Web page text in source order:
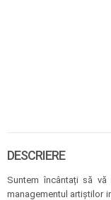
DESCRIERE
Suntem încântați să
managementul artiștilor